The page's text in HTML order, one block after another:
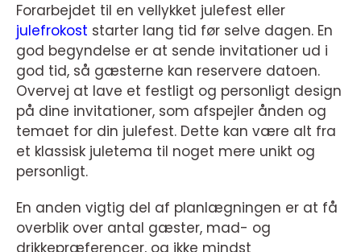
Forarbejdet til en vellykket julefest eller
julefrokost starter lang tid før selve dagen. En
god begyndelse er at sende invitationer ud i
god tid, så gæsterne kan reservere datoen.
Overvej at lave et festligt og personligt design
på dine invitationer, som afspejler ånden og
temaet for din julefest. Dette kan være alt fra
et klassisk juletema til noget mere unikt og
personligt.
En anden vigtig del af planlægningen er at få
overblik over antal gæster, mad- og
drikkepræferencer, og ikke mindst